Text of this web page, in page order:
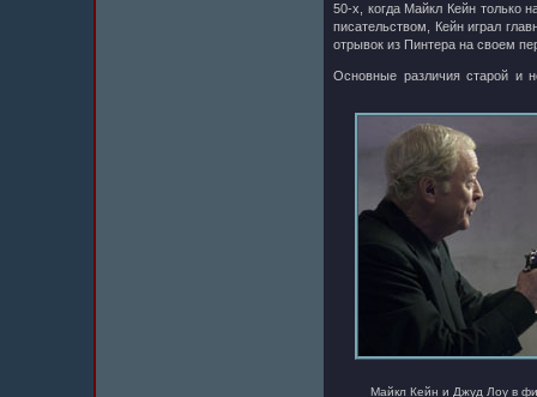
50-х, когда Майкл Кейн только
писательством, Кейн играл
отрывок из Пинтера на своем
Основные различия старой и
Майкл Кейн и Джуд Лоу в